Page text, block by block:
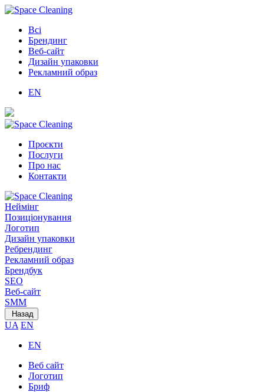
Всі
Брендинг
Веб-сайт
Дизайн упаковки
Рекламний образ
EN
Проєкти
Послуги
Про нас
Контакти
Неймінг
Позиціонування
Логотип
Дизайн упаковки
Ребрендинг
Рекламний образ
Брендбук
SEO
Веб-сайт
SMM
Назад
UA EN
EN
Веб сайт
Логотип
Бриф